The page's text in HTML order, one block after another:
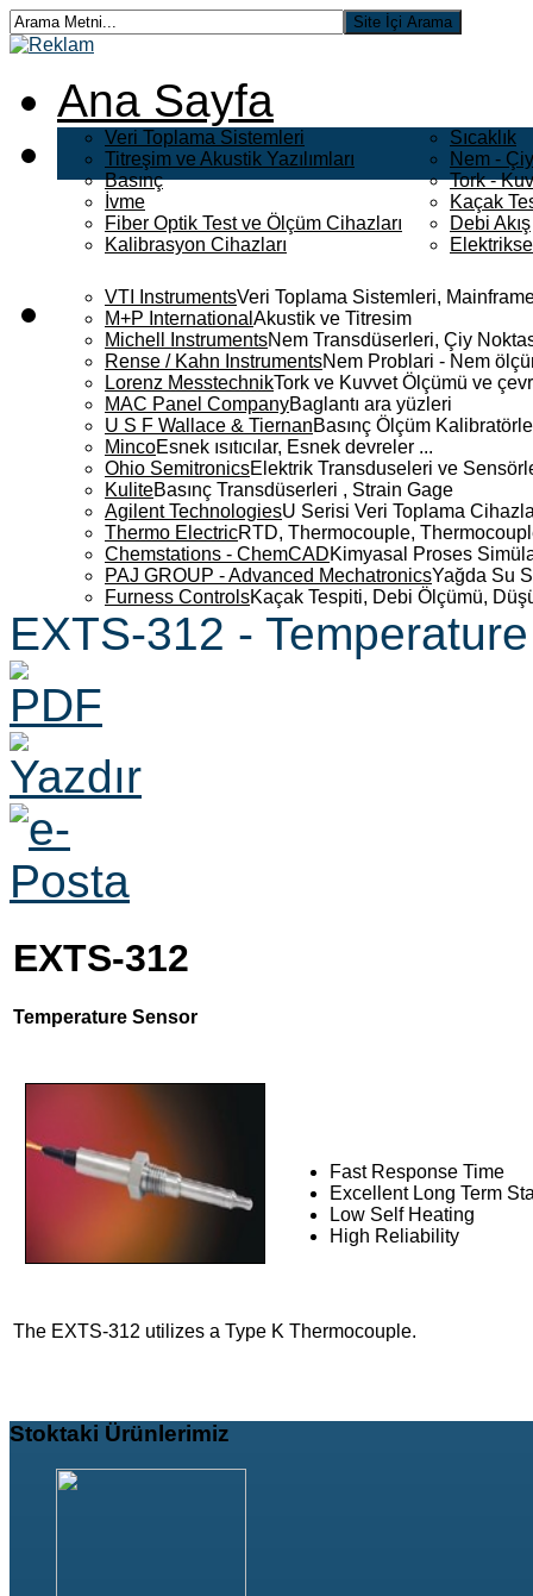
Ana Sayfa
Veri Toplama Sistemleri
Titreşim ve Akustik Yazılımları
Basınç
İvme
Fiber Optik Test ve Ölçüm Cihazları
Kalibrasyon Cihazları
Sıcaklık
Nem -
Tork -
Kaçak
Debi Akış
VTI InstrumentsVeri Toplama Sistemleri,
M+P International Akustik ve Titresim
Michell InstrumentsNem Transdüserleri, Çiy
Rense / Kahn InstrumentsNem Problari - Nem
Lorenz MesstechnikTork ve Kuvvet Ölçümü ve
MAC Panel CompanyBaglantı ara yüzleri
U S F Wallace & TiernanBasınç Ölçüm
MincoEsnek ısıtıcılar, Esnek devreler ...
Ohio SemitronicsElektrik Transduseleri ve
KuliteBasınç Transdüserleri , Strain Gage
Agilent TechnologiesU Serisi Veri Toplama
Thermo ElectricRTD, Thermocouple,
Chemstations - ChemCADKimyasal Proses
PAJ GROUP - Advanced MechatronicsYağda Su
Furness ControlsKaçak Tespiti, Debi Ölçümü,
EXTS-312 -
EXTS-312
Temperature Sensor
Fast Response Time
Excellent Long Term
Low Self Heating
High Reliability
The EXTS-312 utilizes a Type K Thermocouple.
Stoktaki Ürünlerimiz